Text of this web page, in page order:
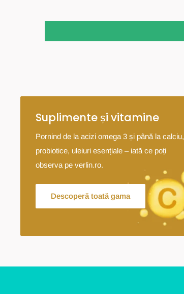
Suplimente și vitamine
Pornind de la acizi omega 3 și până la calciu,
probiotice, uleiuri esențiale – iată ce poți
observa pe verlin.ro.
Descoperă toată gama